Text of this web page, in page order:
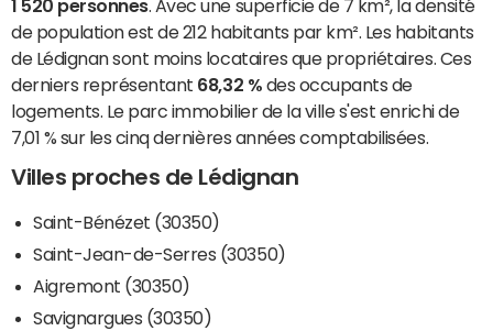
1 520 personnes. Avec une superficie de 7 km², la densité
de population est de 212 habitants par km². Les habitants
de Lédignan sont moins locataires que propriétaires. Ces
derniers représentant 68,32 % des occupants de
logements. Le parc immobilier de la ville s'est enrichi de
7,01 % sur les cinq dernières années comptabilisées.
Villes proches de Lédignan
Saint-Bénézet (30350)
Saint-Jean-de-Serres (30350)
Aigremont (30350)
Savignargues (30350)